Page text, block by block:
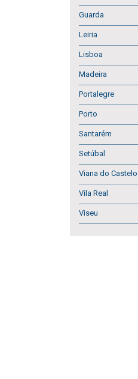
Guarda
Leiria
Lisboa
Madeira
Portalegre
Porto
Santarém
Setúbal
Viana do Castelo
Vila Real
Viseu